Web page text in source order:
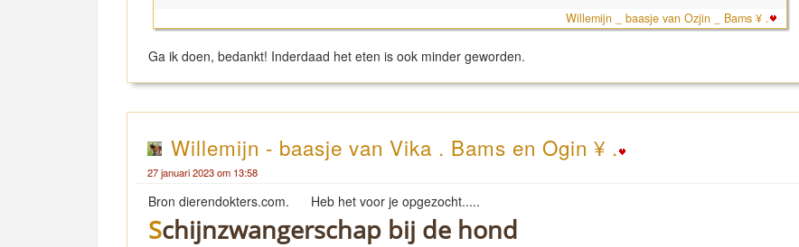
Willemijn _ baasje van Ozjin _ Bams ¥ .
Ga ik doen, bedankt! Inderdaad het eten is ook minder geworden.
Willemijn - baasje van Vika . Bams en Ogin ¥ .
27 januari 2023 om 13:58
Bron dierendokters.com. Heb het voor je opgezocht.....
Schijnzwangerschap bij de hond